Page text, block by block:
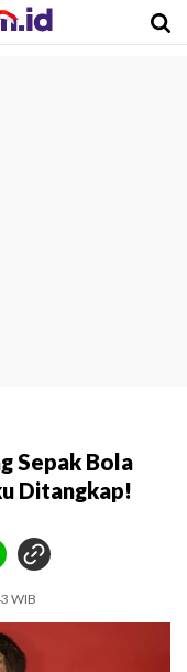
Sepak Bola
Ditangkap!
WIB